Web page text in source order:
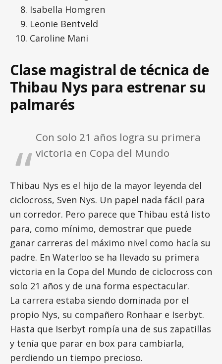
Isabella Homgren
Leonie Bentveld
Caroline Mani
Clase magistral de técnica de
Thibau Nys para estrenar su
palmarés
Con solo 21 años logra su primera
victoria en Copa del Mundo
Thibau Nys es el hijo de la mayor leyenda del
ciclocross, Sven Nys. Un papel nada fácil para
un corredor. Pero parece que Thibau está listo
para, como mínimo, demostrar que puede
ganar carreras del máximo nivel como hacía su
padre. En Waterloo se ha llevado su primera
victoria en la Copa del Mundo de ciclocross con
solo 21 años y de una forma espectacular.
La carrera estaba siendo dominada por el
propio Nys, su compañero Ronhaar e Iserbyt.
Hasta que Iserbyt rompía una de sus zapatillas
y tenía que parar en box para cambiarla,
perdiendo un tiempo precioso.